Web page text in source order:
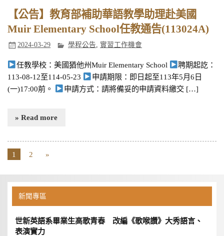
【公告】教育部補助華語教學助理赴美國
Muir Elementary School任教通告(113024A)
2024-03-29 學程公告 ,實習工作機會
任教學校：美國猶他州Muir Elementary School
聘期起訖：
113-08-12至114-05-23
申請期限：即日起至113年5月6日
(一)17:00前。
申請方式：請將備妥的申請資料繳交 […]
» Read more
1 2 »
新聞專區
世新英語系畢業生高歌青春 改編《歌喉讚》大秀語言、
表演實力